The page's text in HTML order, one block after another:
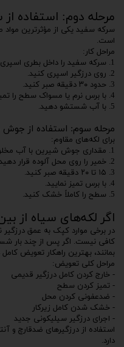
مرحله دوم: استفاده
سرکه سفید یکی از مؤثرترین مواد
است.
مراحل کار:
1. سرکه سفید را داخل بطری اسپری بریزید.
2. روی درزگیر اسپری کنید.
3. حدود ۳۰ دقیقه صبر کنید.
4. با برس نرم یا مسواک سطح را تمیز نمایید.
5. با آب شستشو دهید.
مرحله سوم: استفاده از
برای لکه‌های مقاوم:
1. مقداری جوش شیرین با آب مخلوط کنید تا خمیر تشکیل شود.
2. خمیر را روی محل آلوده قرار دهید.
3. ۱۵ تا ۲۰ دقیقه صبر کنید.
4. با برس تمیز نمایید.
5. سطح را کاملاً خشک کنید.
اگر لکه‌های سیاه از
در برخی موارد کپک به عمق
کافی نیست. اگر پس از چند بار
بمانند، بهترین راهکار تعویض
مراحل کلی تعویض:
- خارج کردن کامل درزگیر قدیمی
- تمیز کردن سطح
- ضدعفونی کردن محل
- خشک شدن کامل زیرکار
- اجرای درزگیر سیلیکونی جدید
استفاده از درزگیرهای ضدقارچ و
دارد.